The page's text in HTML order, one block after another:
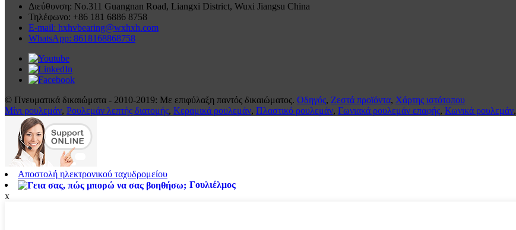
Διεύθυνση: No.311 Guangnan Road, Liangxi District, Wuxi Jiangsu China
Τηλέφωνο: +86 181 6886 8758
E-mail: hxhvbearing@wxhxh.com
WhatsApp: 8618168868758
© Πνευματικά δικαιώματα - 2010-2019: Με επιφύλαξη παντός δικαιώματος. Οδηγός, Ζεστά προϊόντα, Χάρτης ιστότοπου
Μίνι ρουλεμάν, Ρουλεμάν λεπτής διατομής, Κεραμικά ρουλεμάν, Πλαστικό ρουλεμάν, Γωνιακά ρουλεμάν επαφής, Κωνικά ρουλεμάν,
Αποστολή ηλεκτρονικού ταχυδρομείου
Γουλιέλμος
x